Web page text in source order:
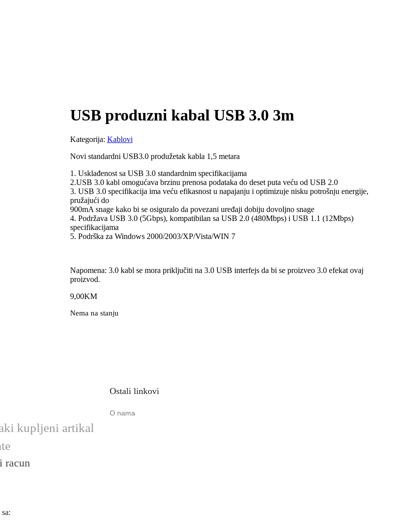
USB produzni kabal USB 3.0 3m
Kategorija: Kablovi
Novi standardni USB3.0 produžetak kabla 1,5 metara
1. Usklađenost sa USB 3.0 standardnim specifikacijama
2.USB 3.0 kabl omogućava brzinu prenosa podataka do deset puta veću od USB 2.0
3. USB 3.0 specifikacija ima veću efikasnost u napajanju i optimizuje nisku potrošnju energije,
pružajući do
900mA snage kako bi se osiguralo da povezani uređaji dobiju dovoljno snage
4. Podržava USB 3.0 (5Gbps), kompatibilan sa USB 2.0 (480Mbps) i USB 1.1 (12Mbps)
specifikacijama
5. Podrška za Windows 2000/2003/XP/Vista/WIN 7
Napomena: 3.0 kabl se mora priključiti na 3.0 USB interfejs da bi se proizveo 3.0 efekat ovaj
proizvod.
9,00KM
Nema na stanju
kupljeni artikal
racun
Ostali linkovi
O nama